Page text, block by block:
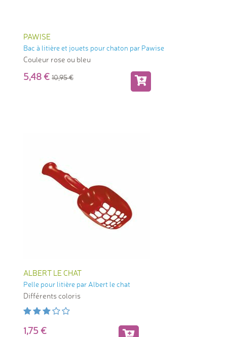
PAWISE
Bac à litière et jouets pour chaton par Pawise
Couleur rose ou bleu
5,48 10,95
ALBERT LE CHAT
Pelle pour litière par Albert le chat
Différents coloris
1,75